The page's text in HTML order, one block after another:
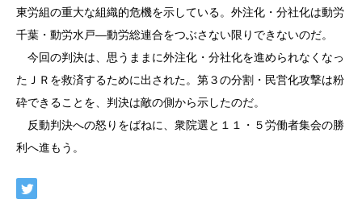
東労組の重大な組織的危機を示している。外注化・分社化は動労
千葉・動労水戸―動労総連合をつぶさない限りできないのだ。
今回の判決は、思うままに外注化・分社化を進められなくなっ
たＪＲを救済するために出された。第３の分割・民営化攻撃は粉
砕できることを、判決は敵の側から示したのだ。
反動判決への怒りをばねに、衆院選と１１・５労働者集会の勝
利へ進もう。